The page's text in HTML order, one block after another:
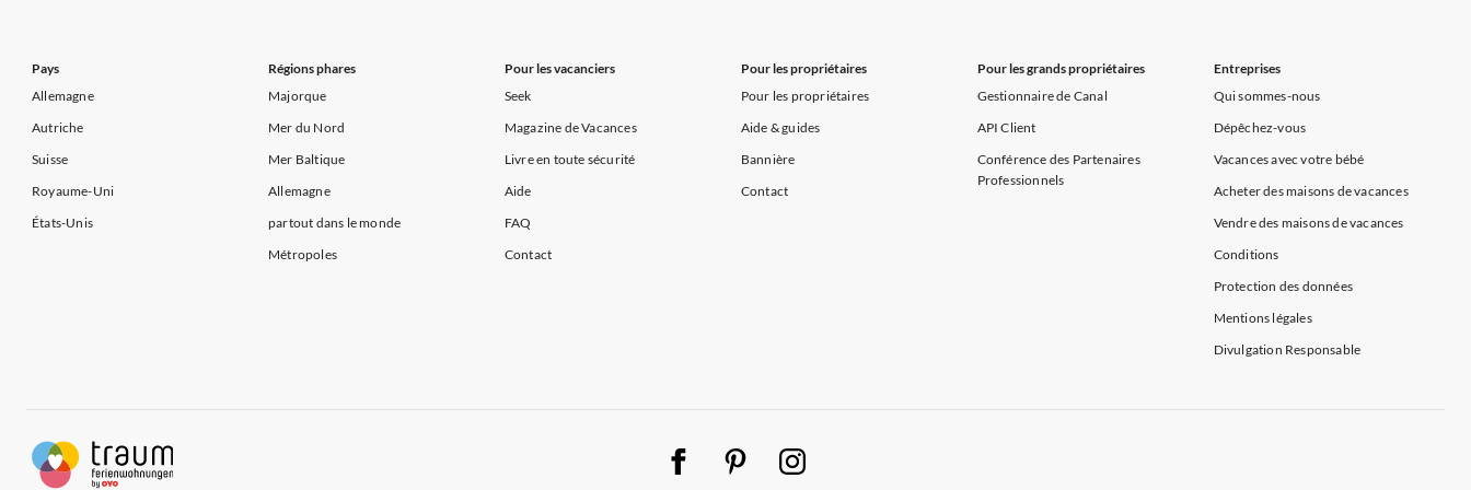
Pays
Allemagne
Autriche
Suisse
Royaume-Uni
États-Unis
Régions phares
Majorque
Mer du Nord
Mer Baltique
Allemagne
partout dans le monde
Métropoles
Pour les vacanciers
Seek
Magazine de Vacances
Livre en toute sécurité
Aide
FAQ
Contact
Pour les propriétaires
Pour les propriétaires
Aide & guides
Bannière
Contact
Pour les grands propriétaires
Gestionnaire de Canal
API Client
Conférence des Partenaires
Professionnels
Entreprises
Qui sommes-nous
Dépêchez-vous
Vacances avec votre bébé
Acheter des maisons de vacances
Vendre des maisons de vacances
Conditions
Protection des données
Mentions légales
Divulgation Responsable